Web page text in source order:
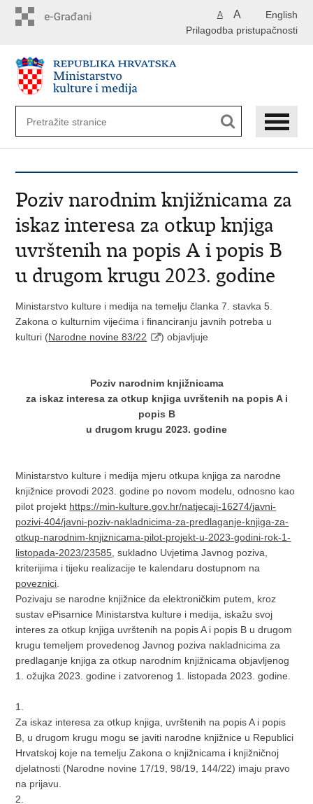
English
A A
Prilagodba pristupačnosti
Poziv narodnim knjižnicama za
iskaz interesa za otkup knjiga
uvrštenih na popis A i popis B
u drugom krugu 2023. godine
Ministarstvo kulture i medija na temelju članka 7. stavka 5.
Zakona o kulturnim vijećima i financiranju javnih potreba u
kulturi (Narodne novine 83/22 ) objavljuje
Poziv narodnim knjižnicama
za iskaz interesa za otkup knjiga uvrštenih na popis A i
popis B
u drugom krugu 2023. godine
Ministarstvo kulture i medija mjeru otkupa knjiga za narodne
knjižnice provodi 2023. godine po novom modelu, odnosno kao
pilot projekt https://min-kulture.gov.hr/natjecaji-16274/javni-
pozivi-404/javni-poziv-nakladnicima-za-predlaganje-knjiga-za-
otkup-narodnim-knjiznicama-pilot-projekt-u-2023-godini-rok-1-
listopada-2023/23585 , sukladno Uvjetima Javnog poziva,
kriterijima i tijeku realizacije te kalendaru dostupnom na
poveznici
Pozivaju se narodne knjižnice da elektroničkim putem, kroz
sustav ePisarnice Ministarstva kulture i medija, iskažu svoj
interes za otkup knjiga uvrštenih na popis A i popis B u drugom
krugu temeljem provedenog Javnog poziva nakladnicima za
predlaganje knjiga za otkup narodnim knjižnicama objavljenog
1. ožujka 2023. godine i zatvorenog 1. listopada 2023. godine.
1.
Za iskaz interesa za otkup knjiga, uvrštenih na popis A i popis
B, u drugom krugu mogu se javiti narodne knjižnice u Republici
Hrvatskoj koje na temelju Zakona o knjižnicama i knjižničnoj
djelatnosti (Narodne novine 17/19, 98/19, 144/22) imaju pravo
na prijavu.
2.